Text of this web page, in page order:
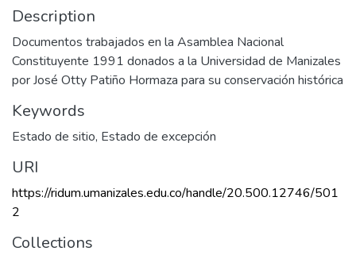
Description
Documentos trabajados en la Asamblea Nacional
Constituyente 1991 donados a la Universidad de Manizales
por José Otty Patiño Hormaza para su conservación histórica
Keywords
Estado de sitio, Estado de excepción
URI
https://ridum.umanizales.edu.co/handle/20.500.12746/501
2
Collections